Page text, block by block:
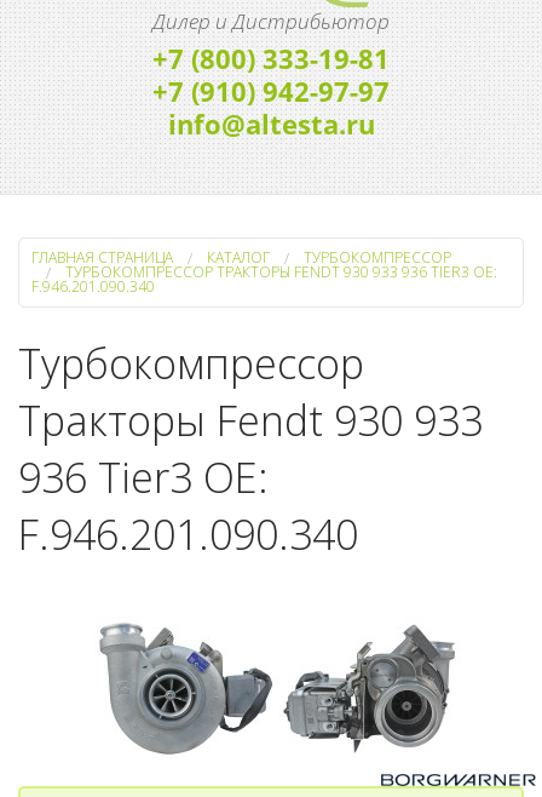
Дилер и Дистрибьютор
+7 (800) 333-19-81
+7 (910) 942-97-97
info@altesta.ru
ГЛАВНАЯ СТРАНИЦА КАТАЛОГ ТУРБОКОМПРЕССОР
ТУРБОКОМПРЕССОР ТРАКТОРЫ FENDT 930 933 936 TIER3 OE:
F.946.201.090.340
Турбокомпрессор
Тракторы Fendt 930 933
936 Tier3 OE:
F.946.201.090.340